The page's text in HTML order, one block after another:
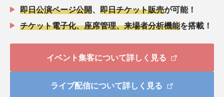
即日公演ページ公開
即日チケット販売が可能！
チケット電子化、座席管理、来場者分析機能を搭載！
イベント集客について詳しく見る
ライブ配信について詳しく見る